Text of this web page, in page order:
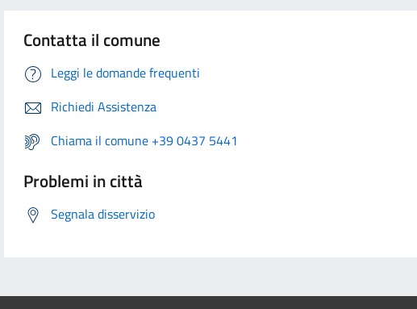
Contatta il comune
Leggi le domande frequenti
Richiedi Assistenza
Chiama il comune +39 0437 5441
Problemi in città
Segnala disservizio